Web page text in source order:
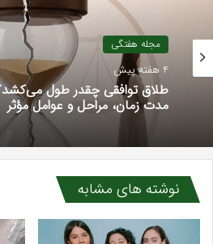
مجله هفتگی
4 هفته پیش
طلاق توافقی چقدر طول
مدت زمان، مراحل و عوامل مؤثر
نوشته های مشابه